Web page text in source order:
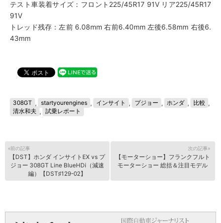
テスト車装着サイズ：フロント225/45R17 91V リア225/45R17
91V
トレッド残存：左前 6.08mm 右前6.40mm 左後6.58mm 右後6.
43mm
308GT , startyourengines , インサイト , プジョー , ホンダ , 比較 ,
清水和夫 , 試乗レポート
«前の記事
【DST】ホンダ インサイトEX vs プ
ジョー 308GT Line BlueHDi（減速
編）【DST♯129-02】
次の記事»
【モーターショー】フランクフルト
モーターショー 総括＆注目モデル